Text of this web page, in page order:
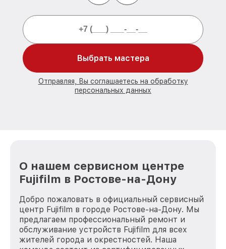
Выбрать мастера
Отправляя, Вы соглашаетесь на обработку
персональных данных
О нашем сервисном центре
Fujifilm в Ростове-на-Дону
Добро пожаловать в официальный сервисный
центр Fujifilm в городе Ростове-на-Дону. Мы
предлагаем профессиональный ремонт и
обслуживание устройств Fujifilm для всех
жителей города и окрестностей. Наша